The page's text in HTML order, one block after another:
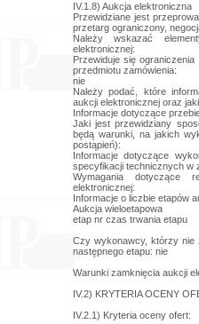
IV.1.8) Aukcja elektroniczna
Przewidziane jest
przetarg ograniczony,
Należy wskazać
elektronicznej:
Przewiduje się
przedmiotu zamówienia:
nie
Należy podać, które
aukcji elektronicznej oraz
Informacje dotyczące
Jaki jest przewidziany
będą warunki, na jakich
postąpień):
Informacje dotyczące
specyfikacji technicznych w
Wymagania dotyczące
elektronicznej:
Informacje o liczbie etapów
Aukcja wieloetapowa
etap nr czas trwania etapu
Czy wykonawcy, którzy nie
następnego etapu: nie
Warunki zamknięcia aukcji
IV.2) KRYTERIA OCENY
IV.2.1) Kryteria oceny ofert: